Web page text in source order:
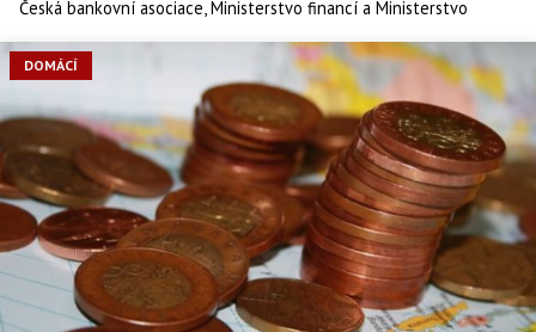
Česká bankovní asociace, Ministerstvo financí a Ministerstvo
průmyslu a obchodu včera na společném semináři jednali o
konečném zprovoznění systému dorovnávání úrokových rozdílů
(IMU) v ČR a jeho konkrétních parametrech. Přiblížili tak český
export k odstranění jedné z překážek jeho konkurenceschopnosti
v podobě možnosti financování exportu s pevnou úrokovou sazbou
po celou dobu čerpání a splatnosti vývozního úvěru.
DOMÁCÍ